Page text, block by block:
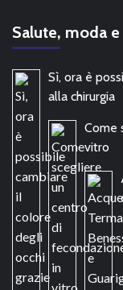
Salute, moda
Sì, ora è
alla chirurgia
Come
vitro